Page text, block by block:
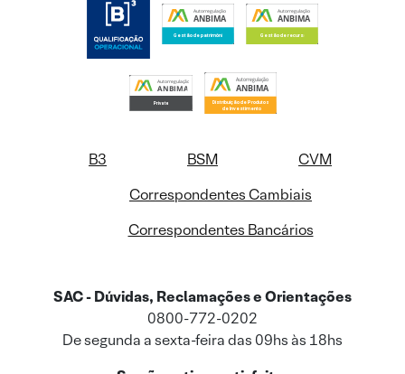
B3 BSM
CVM
Correspondentes Cambiais
Correspondentes Bancários
SAC - Dúvidas, Reclamações e Orientações
0800-772-0202
De segunda a sexta-feira das 09hs às 18hs